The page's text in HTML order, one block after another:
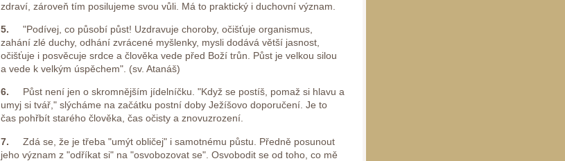
zdraví, zároveň tím posilujeme svou vůli. Má to praktický i duchovní význam.
5."Podívej, co působí půst! Uzdravuje choroby, očišťuje organismus,
zahání zlé duchy, odhání zvrácené myšlenky, mysli dodává větší jasnost,
očišťuje i posvěcuje srdce a člověka vede před Boží trůn. Půst je velkou silou
a vede k velkým úspěchem". (sv. Atanáš)
6. Půst není jen o skromnějším jídelníčku. "Když se postíš, pomaž si hlavu a
umyj si tvář," slýcháme na začátku postní doby Ježíšovo doporučení. Je to
čas pohřbít starého člověka, čas očisty a znovuzrození.
7.Zdá se, že je třeba "umýt obličej" i samotnému půstu. Předně posunout
jeho význam z "odříkat si" na "osvobozovat se". Osvobodit se od toho, co mě